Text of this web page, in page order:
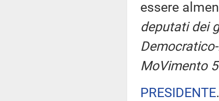
essere
deputati dei
MoVimento
PRESIDENTE